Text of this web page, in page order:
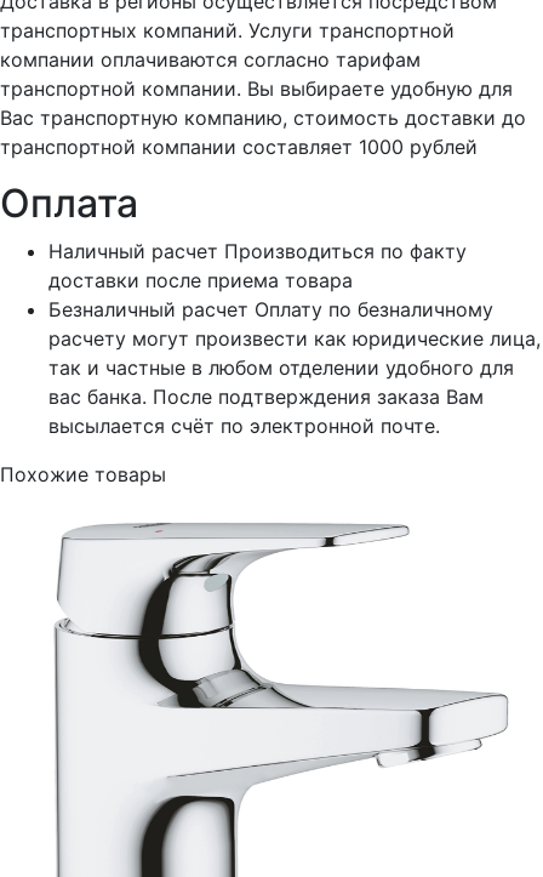
транспортных компаний. Услуги транспортной
компании оплачиваются согласно тарифам
транспортной компании. Вы выбираете удобную для
Вас транспортную компанию, стоимость доставки до
транспортной компании составляет 1000 рублей
Оплата
Наличный расчет Производиться по факту
доставки после приема товара
Безналичный расчет Оплату по безналичному
расчету могут произвести как юридические лица,
так и частные в любом отделении удобного для
вас банка. После подтверждения заказа Вам
высылается счёт по электронной почте.
Похожие товары